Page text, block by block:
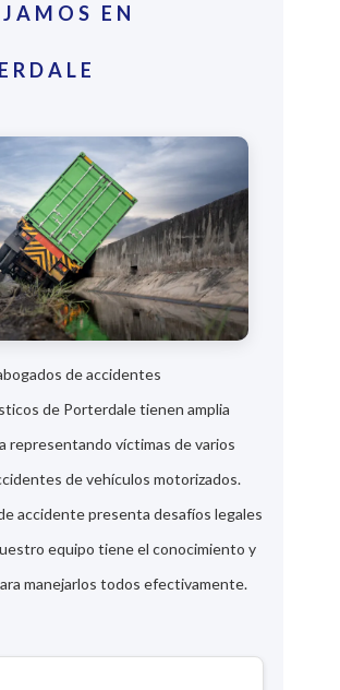
EN
de accidentes
de Porterdale tienen amplia
representando víctimas de varios
de vehículos motorizados.
accidente presenta desafíos legales
equipo tiene el conocimiento y
manejarlos todos efectivamente.